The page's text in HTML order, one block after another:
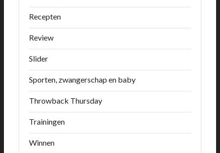
Recepten
Review
Slider
Sporten, zwangerschap en baby
Throwback Thursday
Trainingen
Winnen